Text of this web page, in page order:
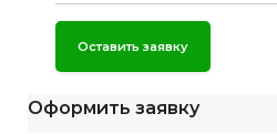
Оставить заявку
Оформить заявку